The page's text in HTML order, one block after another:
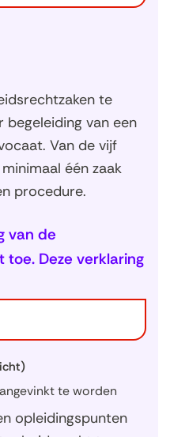
te
begeleiding van een
Van de vijf
één zaak
procedure.
van de
Deze verklaring
te worden
opleidingspunten